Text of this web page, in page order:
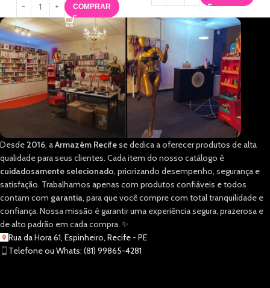
COMPRAR
Desde 2016, aArmazém Recifese dedica a oferecer produtos de alta
qualidade para seus clientes. Cada item do nosso catálogo é
cuidadosamente selecionado, priorizando desempenho, segurança e
satisfação. Trabalhamos apenas com produtos confiáveis e todos
contam com garantia, para que você compre com total tranquilidade e
confiança. Nossa missão é garantir uma experiência segura, prazerosa e
de alto padrão em cada compra. ✨
Rua da Hora 61, Espinheiro, Recife - PE
Telefone ou Whats: (81) 99865-4281